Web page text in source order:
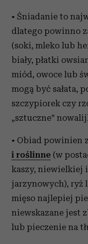
• Śniadanie to
dlatego powinno
(soki, mleko lub
biały, płatki
miód, owoce lub
mogą być sałata,
szczypiorek czy
„sztuczne”
• Obiad powinien
i roślinne (w
kaszy, niewielkiej
jarzynowych), ryż
mięso najlepiej
niewskazane jest
lub pieczenie na